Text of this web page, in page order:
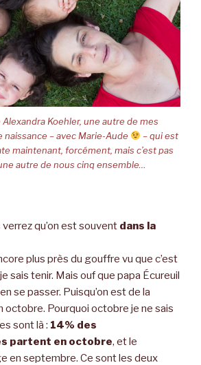
Koehler, une autre de mes
naissance – avec Marie-Aude
– qui est
maintenant, forcément, mais c’est pas
autre de nous cinq ensemble…
qu’on est souvent dans la
plus près du gouffre vu que c’est
sais tenir. Mais ouf que papa Écureuil
se passer. Puisqu’on est de la
octobre. Pourquoi octobre je ne sais
sont là : 14% des
partent en octobre, et le
en septembre. Ce sont les deux